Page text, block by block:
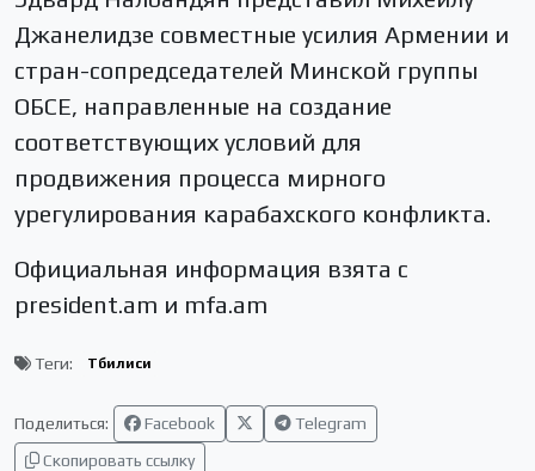
Джанелидзе совместные усилия Армении и
стран-сопредседателей Минской группы
ОБСЕ, направленные на создание
соответствующих условий для
продвижения процесса мирного
урегулирования карабахского конфликта.
Официальная информация взята с
president.am и mfa.am
Теги: Тбилиси
Поделиться: Facebook
Telegram
Скопировать ссылку